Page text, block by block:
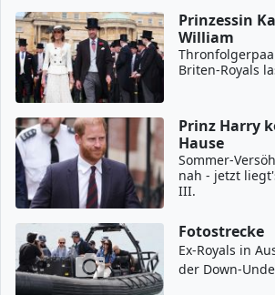
Prinzessin
William
Briten-Royals
Prinz Harry
Hause
Sommer-
nah - jetzt
III.
Fotostrecke
Ex-Royals in
der Down-